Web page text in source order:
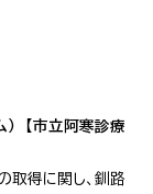
【市立阿寒診療
取得に関し、釧路